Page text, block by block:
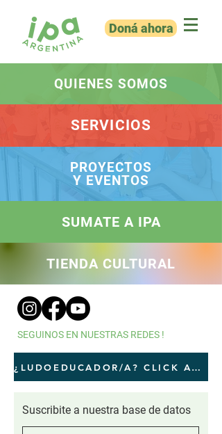
Doná ahora
QUIENES SOMOS
SERVICIOS
PROYECTOS
Y EVENTOS
SUMATE A IPA
TIENDA CULTURAL
SEGUINOS EN NUESTRAS REDES !
¿LUDOEDUCADOR/A? CLICK AQUI
Suscribite a nuestra base de datos